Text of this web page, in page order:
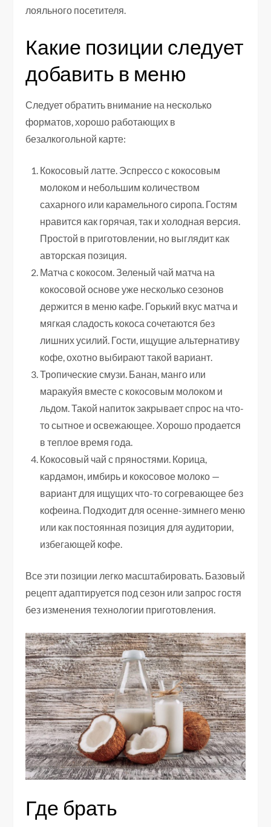
лояльного посетителя.
Какие позиции следует
добавить в меню
Следует обратить внимание на несколько
форматов, хорошо работающих в
безалкогольной карте:
Кокосовый латте. Эспрессо с кокосовым
молоком и небольшим количеством
сахарного или карамельного сиропа. Гостям
нравится как горячая, так и холодная версия.
Простой в приготовлении, но выглядит как
авторская позиция.
Матча с кокосом. Зеленый чай матча на
кокосовой основе уже несколько сезонов
держится в меню кафе. Горький вкус матча и
мягкая сладость кокоса сочетаются без
лишних усилий. Гости, ищущие альтернативу
кофе, охотно выбирают такой вариант.
Тропические смузи. Банан, манго или
маракуйя вместе с кокосовым молоком и
льдом. Такой напиток закрывает спрос на что-
то сытное и освежающее. Хорошо продается
в теплое время года.
Кокосовый чай с пряностями. Корица,
кардамон, имбирь и кокосовое молоко —
вариант для ищущих что-то согревающее без
кофеина. Подходит для осенне-зимнего меню
или как постоянная позиция для аудитории,
избегающей кофе.
Все эти позиции легко масштабировать. Базовый
рецепт адаптируется под сезон или запрос гостя
без изменения технологии приготовления.
Где брать